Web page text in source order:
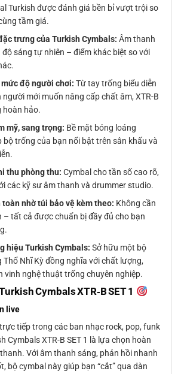
Turkish được đánh giá bền bỉ vượt trội so
tầm giá.
trưng của Turkish Cymbals: Âm thanh
độ sáng tự nhiên – điểm khác biệt so với
độ người chơi: Từ tay trống biểu diễn
người mới muốn nâng cấp chất âm, XTR-B
hoàn hảo.
mỹ, sang trọng: Bề mặt bóng loáng
bộ trống của bạn nổi bật trên sân khấu và
thu phòng thu: Cymbal cho tần số cao rõ,
các kỹ sư âm thanh và drummer studio.
toàn nhờ túi bảo vệ kèm theo: Không cần
– tất cả được chuẩn bị đầy đủ cho bạn
hiệu Turkish Cymbals: Sở hữu một bộ
Thổ Nhĩ Kỳ đồng nghĩa với chất lượng,
vinh nghệ thuật trống chuyên nghiệp.
Cymbals XTR‑B SET 1
live
tiếp trong các ban nhạc rock, pop, funk
Cymbals XTR-B SET 1 là lựa chọn hoàn
Với âm thanh sáng, phản hồi nhanh
bộ cymbal này giúp bạn “cắt” qua dàn